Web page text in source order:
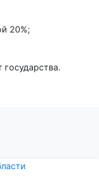
20%;
государства.